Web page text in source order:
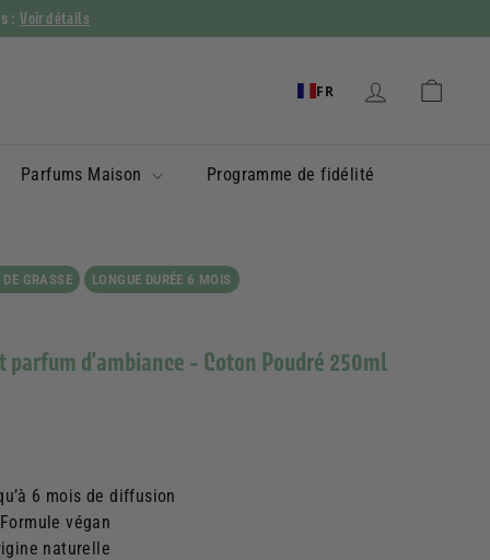
: Voir détails
FR
Parfums Maison Programme de fidélité
DE GRASSE LONGUE DURÉE 6 MOIS
parfum d'ambiance - Coton Poudré 250ml
6 mois de diffusion
végan
naturelle